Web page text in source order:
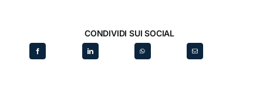
CONDIVIDI SUI SOCIAL